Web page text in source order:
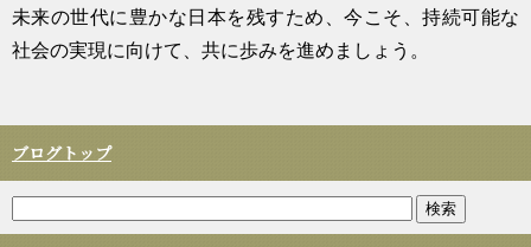
未来の世代に豊かな日本を残すため、今こそ、持続可能な
社会の実現に向けて、共に歩みを進めましょう。
ブログトップ